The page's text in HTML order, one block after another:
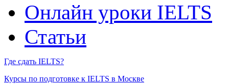
Онлайн уроки IELTS
Статьи
Где сдать IELTS?
Курсы по подготовке к IELTS в Москве